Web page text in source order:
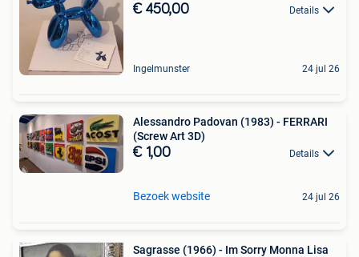
€ 450,00 Details
Ingelmunster 24 jul 26
Alessandro Padovan (1983) - FERRARI
(Screw Art 3D)
€ 1,00 Details
Bezoek website 24 jul 26
Sagrasse (1966) - Im Sorry Monna Lisa